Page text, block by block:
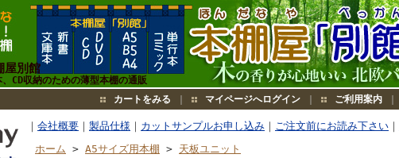
屋別館
CD収納のための薄型本棚の通販
カートをみる
マイページへログイン ご利用案内
｜ 会社概要 ｜ 製品仕様 ｜ カットサンプルお申し込み ｜ ご注文前にお読み下さい ｜
ホーム > A5サイズ用本棚 > 天板ユニット